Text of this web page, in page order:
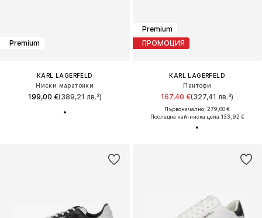
Premium
KARL LAGERFELD
Ниски маратонки
199,00 €(389,21 лв.³)
Premium
ПРОМОЦИЯ
KARL LAGERFELD
Пантофи
167,40 €(327,41 лв.³)
Първоначално: 279,00 €
Последна най-ниска цена:133,92 €